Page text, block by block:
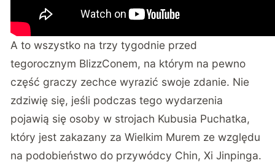
A to wszystko na trzy tygodnie przed
tegorocznym BlizzConem, na którym na pewno
część graczy zechce wyrazić swoje zdanie. Nie
zdziwię się, jeśli podczas tego wydarzenia
pojawią się osoby w strojach Kubusia Puchatka,
który jest zakazany za Wielkim Murem ze względu
na podobieństwo do przywódcy Chin, Xi Jinpinga.